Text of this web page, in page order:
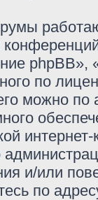
phpBB»,
по
можно по
и/или
по